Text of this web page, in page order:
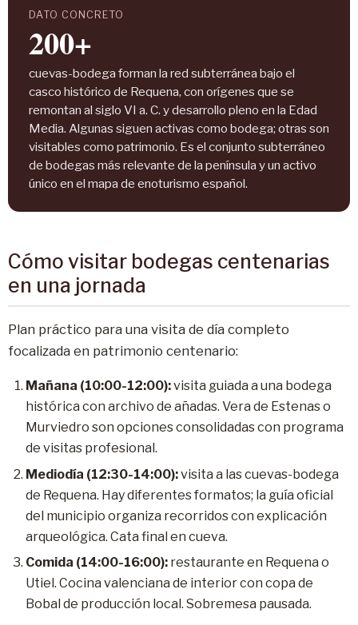
DATO CONCRETO
200+
cuevas-bodega forman la red subterránea bajo el
casco histórico de Requena, con orígenes que se
remontan al siglo VI a. C. y desarrollo pleno en la Edad
Media. Algunas siguen activas como bodega; otras son
visitables como patrimonio. Es el conjunto subterráneo
de bodegas más relevante de la península y un activo
único en el mapa de enoturismo español.
Cómo visitar bodegas centenarias
en una jornada
Plan práctico para una visita de día completo
focalizada en patrimonio centenario:
Mañana (10:00-12:00):visita guiada a una bodega
histórica con archivo de añadas. Vera de Estenas o
Murviedro son opciones consolidadas con programa
de visitas profesional.
Mediodía (12:30-14:00):visita a las cuevas-bodega
de Requena. Hay diferentes formatos; la guía oficial
del municipio organiza recorridos con explicación
arqueológica. Cata final en cueva.
Comida (14:00-16:00): restaurante en Requena o
Utiel. Cocina valenciana de interior con copa de
Bobal de producción local. Sobremesa pausada.